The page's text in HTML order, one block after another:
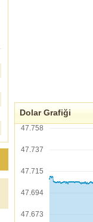
Dolar Grafiği
47.758
47.737
47.715
47.694
47.673